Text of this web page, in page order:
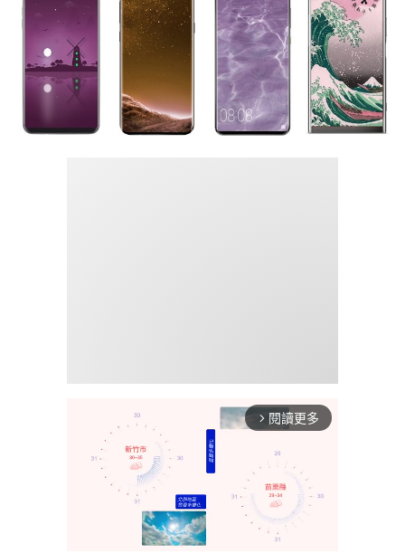
arrow_forward_ios 閱讀更多